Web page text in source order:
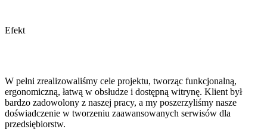
Efekt
W pełni zrealizowaliśmy cele projektu, tworząc funkcjonalną,
ergonomiczną, łatwą w obsłudze i dostępną witrynę. Klient był
bardzo zadowolony z naszej pracy, a my poszerzyliśmy nasze
doświadczenie w tworzeniu zaawansowanych serwisów dla
przedsiębiorstw.